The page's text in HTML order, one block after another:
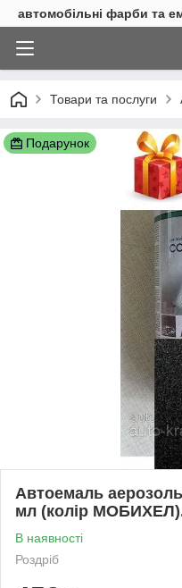
автомобільні фарби та
Товари та послуги
Подарунок
Автоемаль
мл (колір
В наявності
Роздріб